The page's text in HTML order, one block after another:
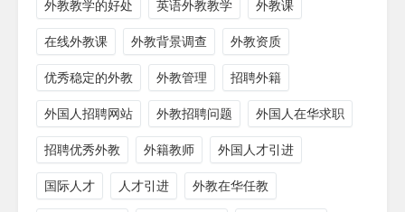
外教教学的好处 英语外教教学 外教课
在线外教课 外教背景调查 外教资质
优秀稳定的外教 外教管理 招聘外籍
外国人招聘网站 外教招聘问题 外国人在华求职
招聘优秀外教 外籍教师 外国人才引进
国际人才 人才引进 外教在华任教